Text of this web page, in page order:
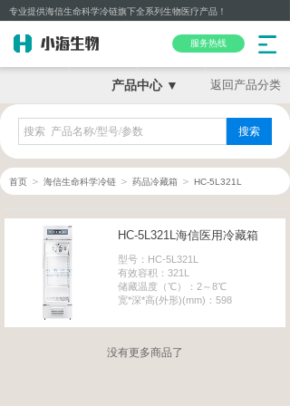
专业提供海信生命科学冷链旗下全系列生物医疗产品！
返回产品分类
产品中心 ▼
搜索
首页 ＞ 海信生命科学冷链 ＞ 药品冷藏箱 ＞ HC-5L321L
HC-5L321L海信医用冷藏箱
型号：HC-5L321L
有效容积：321L
储藏温度（℃）：2～8℃
宽*深*高(外形)(mm)：598
没有更多商品了
服务热线